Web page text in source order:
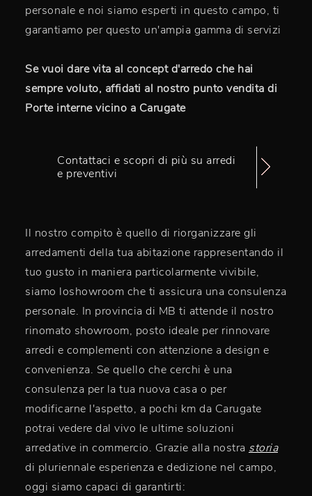
personale e noi siamo esperti in questo campo, ti
garantiamo per questo un'ampia gamma di servizi
Se vuoi dare vita al concept d'arredo che hai
sempre voluto, affidati al nostro punto vendita di
Porte interne vicino a Carugate
Contattaci e scopri di più su arredi
e preventivi
Il nostro compito è quello di riorganizzare gli
arredamenti della tua abitazione rappresentando il
tuo gusto in maniera particolarmente vivibile,
siamo loshowroom che ti assicura una consulenza
personale. In provincia di MB ti attende il nostro
rinomato showroom, posto ideale per rinnovare
arredi e complementi con attenzione a design e
convenienza. Se quello che cerchi è una
consulenza per la tua nuova casa o per
modificarne l'aspetto, a pochi km da Carugate
potrai vedere dal vivo le ultime soluzioni
arredative in commercio. Grazie alla nostra storia
di pluriennale esperienza e dedizione nel campo,
oggi siamo capaci di garantirti: